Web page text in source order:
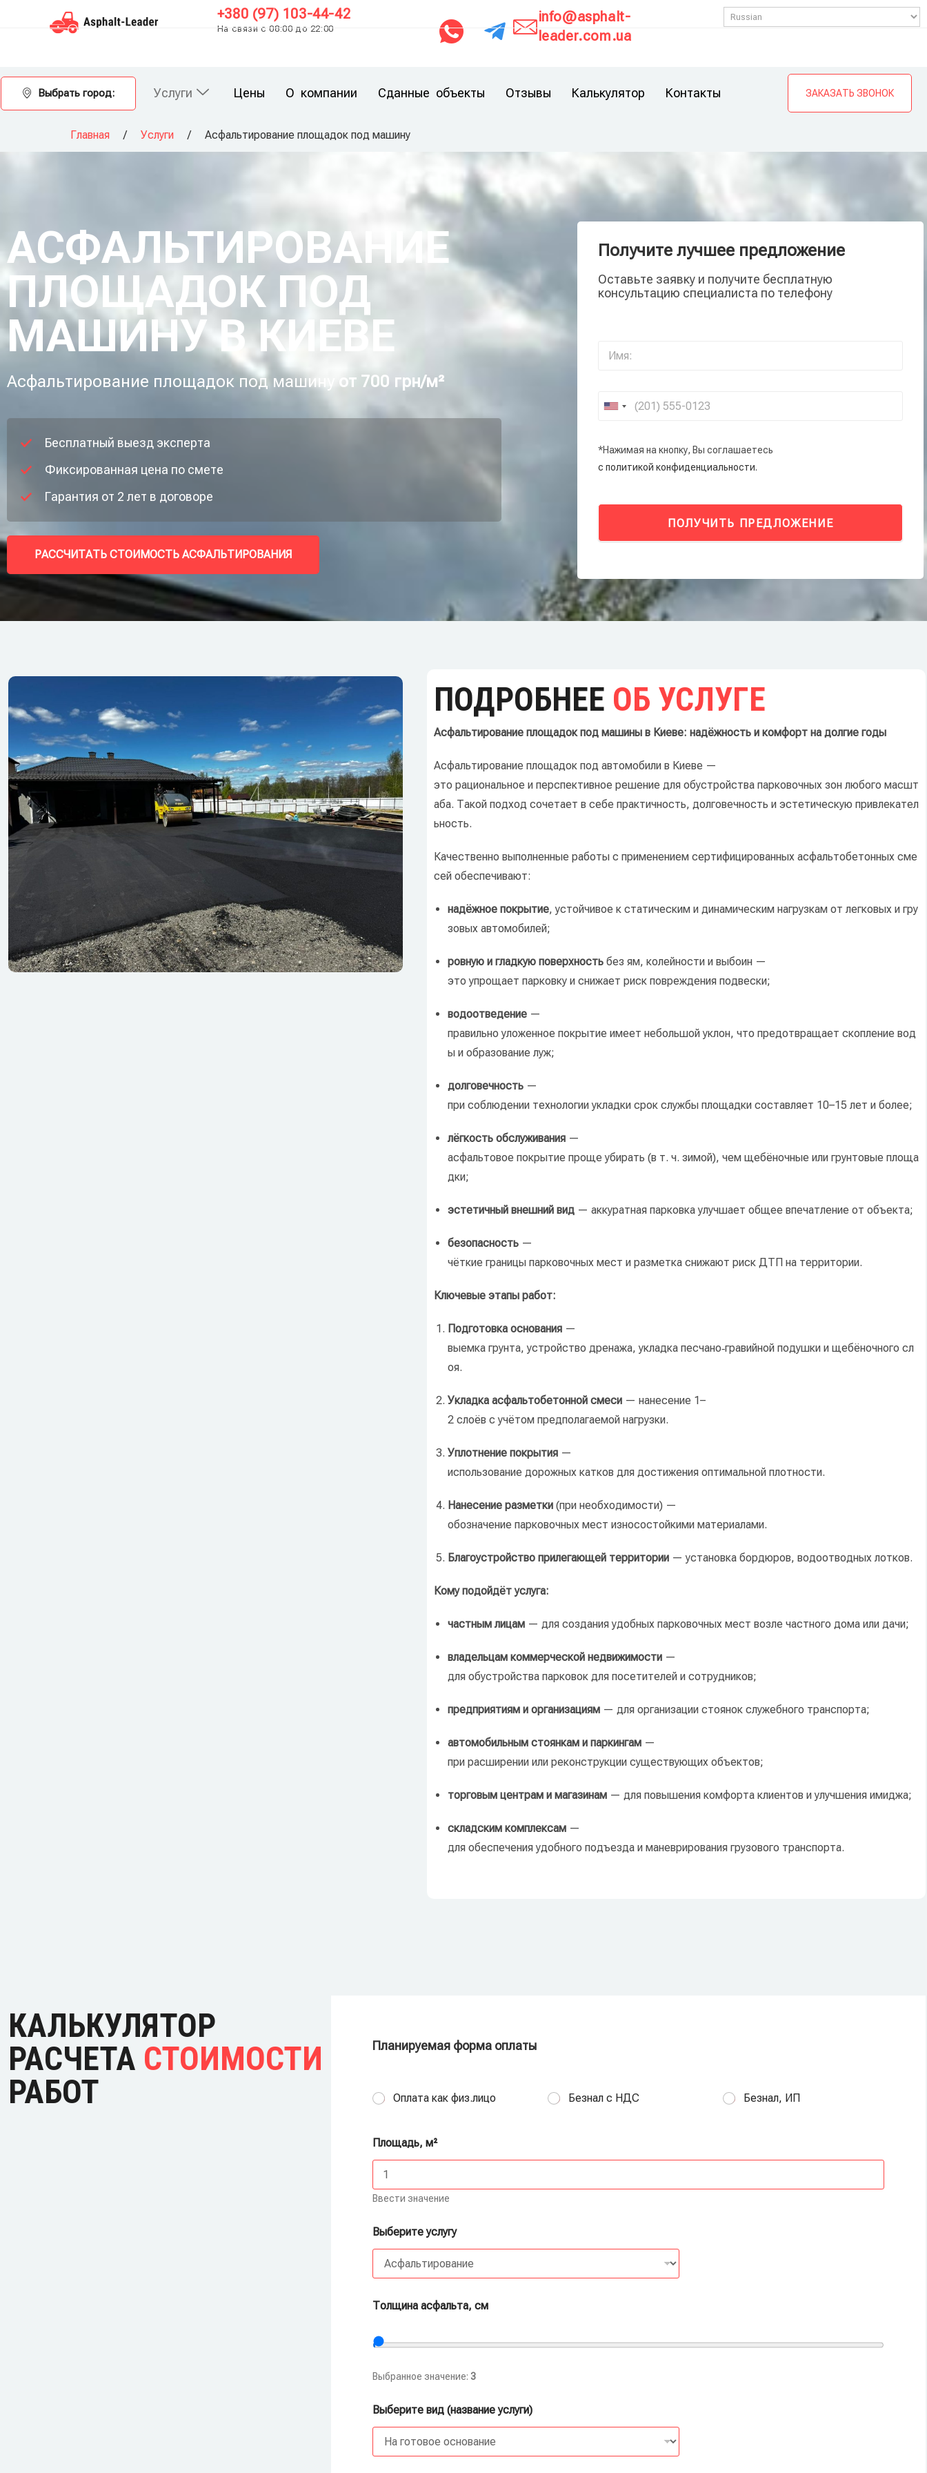
+380 (97) 103-44-42
На связи с 08:00 до 22:00
info@asphalt-
leader.com.ua
Выбрать город: Услуги Цены О компании Сданные объекты Отзывы Калькулятор Контакты ЗАКАЗАТЬ ЗВОНОК
Главная / Услуги / Асфальтирование площадок под машину
АСФАЛЬТИРОВАНИЕ
ПЛОЩАДОК ПОД
МАШИНУ В КИЕВЕ
Асфальтирование площадок под машину от 700 грн/м²
Бесплатный выезд эксперта
Фиксированная цена по смете
Гарантия от 2 лет в договоре
РАССЧИТАТЬ СТОИМОСТЬ АСФАЛЬТИРОВАНИЯ
Получите лучшее предложение
Оставьте заявку и получите бесплатную
консультацию специалиста по телефону
*Нажимая на кнопку, Вы соглашаетесь
с политикой конфиденциальности.
ПОЛУЧИТЬ ПРЕДЛОЖЕНИЕ
ПОДРОБНЕЕ ОБ УСЛУГЕ
АсфальтированиеплощадокподмашинывКиеве: надёжностьикомфортнадолгиегоды
Асфальтирование площадокподавтомобилив Киеве —
эторациональное иперспективное решение дляобустройствапарковочныхзонлюбогомасшт
аба. Такойподходсочетает в себе практичность, долговечность иэстетическуюпривлекател
ьность.
Качественновыполненные работыс применениемсертифицированныхасфальтобетонныхсме
сейобеспечивают:
надёжноепокрытие, устойчивое кстатическимидинамическимнагрузкамот легковыхигру
зовыхавтомобилей;
ровнуюигладкуюповерхностьбез ям, колейностиивыбоин—
этоупрощает парковкуиснижает рискповрежденияподвески;
водоотведение—
правильноуложенное покрытие имеет небольшойуклон, чтопредотвращает скопление вод
ыиобразование луж;
долговечность—
присоблюдениитехнологииукладкисрокслужбыплощадкисоставляет 10–15 лет иболее;
лёгкостьобслуживания—
асфальтовое покрытие проще убирать (в т. ч. зимой), чемщебёночные илигрунтовые площа
дки;
эстетичныйвнешнийвид— аккуратнаяпарковкаулучшает общее впечатление от объекта;
безопасность—
чёткие границыпарковочныхмест иразметкаснижают рискДТПнатерритории.
Ключевыеэтапыработ:
Подготовкаоснования—
выемкагрунта, устройстводренажа, укладкапесчано‑гравийнойподушкиищебёночногосл
оя.
Укладкаасфальтобетоннойсмеси— нанесение 1–
2слоёв с учётомпредполагаемойнагрузки.
Уплотнениепокрытия—
использование дорожныхкатков длядостиженияоптимальнойплотности.
Нанесениеразметки(принеобходимости)—
обозначение парковочныхмест износостойкимиматериалами.
Благоустройствоприлегающейтерритории— установкабордюров, водоотводныхлотков.
Комуподойдётуслуга:
частнымлицам— длясозданияудобныхпарковочныхмест возле частногодомаилидачи;
владельцамкоммерческойнедвижимости—
дляобустройствапарковокдляпосетителейисотрудников;
предприятиямиорганизациям— дляорганизациистоянокслужебноготранспорта;
автомобильнымстоянкамипаркингам—
прирасширенииилиреконструкциисуществующихобъектов;
торговымцентрамимагазинам— дляповышениякомфортаклиентов иулучшенияимиджа;
складскимкомплексам—
дляобеспеченияудобногоподъездаиманеврированиягрузовоготранспорта.
КАЛЬКУЛЯТОР
РАСЧЕТА СТОИМОСТИ
РАБОТ
Планируемая форма оплаты
Оплата как физ.лицо Безнал с НДС Безнал, ИП
Площадь, м²
Ввести значение
Выберите услугу
Толщина асфальта, см
Выбранное значение: 3
Выберите вид (название услуги)